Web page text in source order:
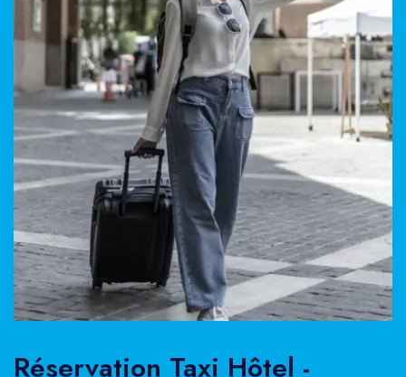
Réservation Taxi Hôtel -